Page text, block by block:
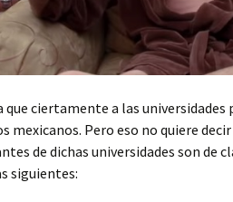
ciertamente a las
mexicanos. Pero eso no quiere decir
de dichas universidades son de
siguientes: